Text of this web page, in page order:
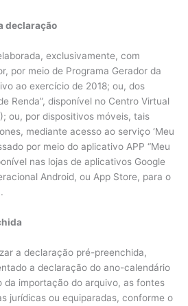
declaração
exclusivamente, com
por meio de Programa Gerador da
ao exercício de 2018; ou, dos
Renda”, disponível no Centro Virtual
ou, por dispositivos móveis, tais
mediante acesso ao serviço ‘Meu
por meio do aplicativo APP “Meu
nas lojas de aplicativos Google
Android, ou App Store, para o
a declaração pré-preenchida,
a declaração do ano-calendário
da importação do arquivo, as fontes
jurídicas ou equiparadas, conforme o